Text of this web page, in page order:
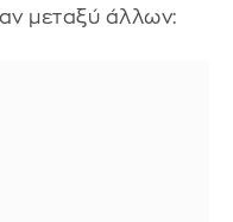
μεταξύ άλλων: